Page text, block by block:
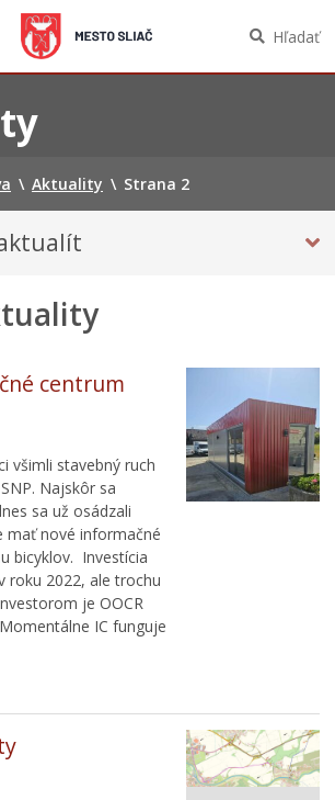
Hľadať
\ Aktuality \ Strana 2
centrum
všimli stavebný ruch
Najskôr sa
sa už osádzali
mať nové informačné
bicyklov. Investícia
roku 2022, ale trochu
je OOCR
IC funguje